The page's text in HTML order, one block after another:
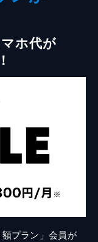
ホ代が
プラン」会員が